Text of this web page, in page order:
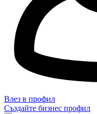
Влез в профил
Създайте бизнес профил